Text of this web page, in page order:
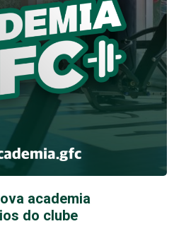
academia
do clube